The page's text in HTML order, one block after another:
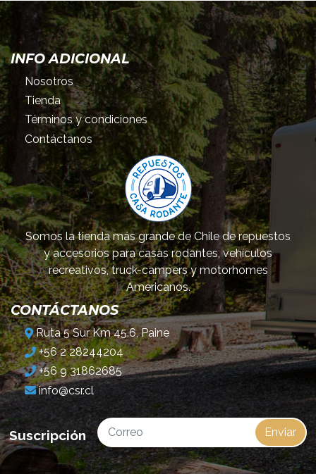
INFO ADICIONAL
Nosotros
Tienda
Términos y condiciones
Contáctanos
Somos la tienda más grande de Chile de repuestos
y accesorios para casas rodantes, vehículos
recreativos, truck-campers y motorhomes
Americanos.
CONTÁCTANOS
Ruta 5 Sur Km 45.6, Paine
+56 2 28244204
+56 9 31862685
info@csr.cl
Suscripción Enviar